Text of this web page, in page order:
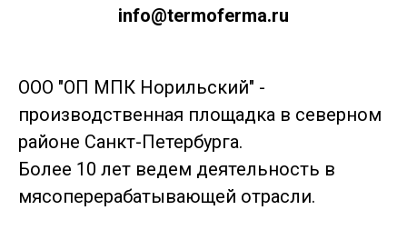
info@termoferma.ru
ООО "ОП МПК Норильский" -
производственная площадка в северном
районе Санкт-Петербурга.
Более 10 лет ведем деятельность в
мясоперерабатывающей отрасли.